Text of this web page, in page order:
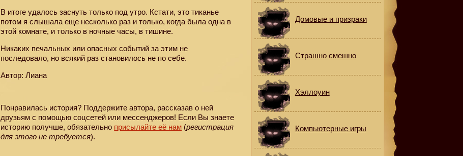
В итоге удалось заснуть только под утро. Кстати, это тиканье
потом я слышала еще несколько раз и только, когда была одна в
этой комнате, и только в ночные часы, в тишине.
Никаких печальных или опасных событий за этим не
последовало, но всякий раз становилось не по себе.
Автор: Лиана
Понравилась история? Поддержите автора, рассказав о ней
друзьям с помощью соцсетей или мессенджеров! Если Вы знаете
историю получше, обязательно присылайте её нам (регистрация
для этого не требуется).
Домовые и призраки
Страшно смешно
Хэллоуин
Компьютерные игры